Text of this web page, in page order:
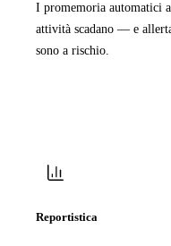
I promemoria automatici
attività scadano — e
sono a rischio.
Reportistica